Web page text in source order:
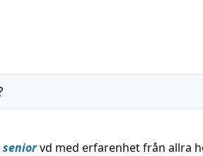
seniorvd med erfarenhet från allra